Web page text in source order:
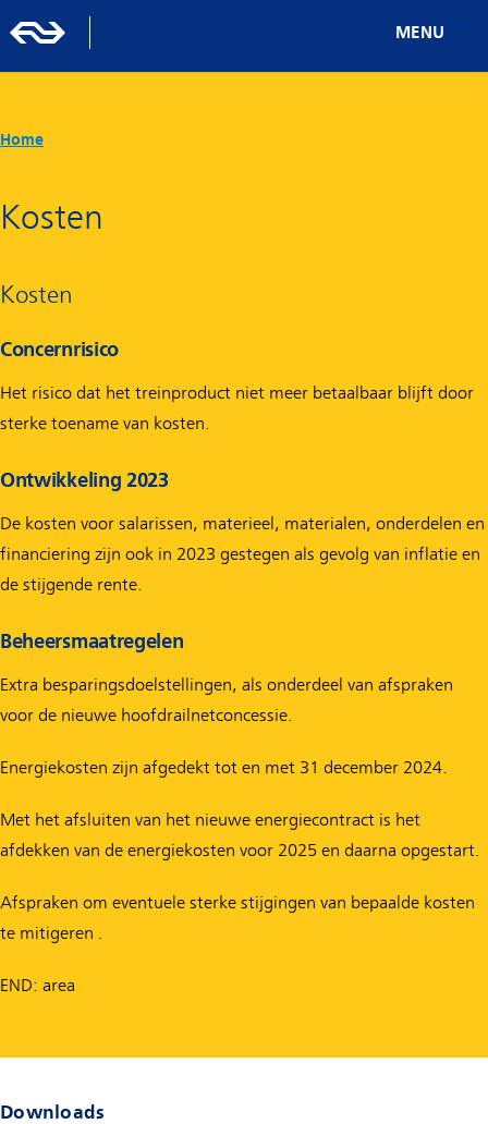
MENU
Home
Kosten
Kosten
Concernrisico
Het risico dat het treinproduct niet meer betaalbaar blijft door
sterke toename van kosten.
Ontwikkeling 2023
De kosten voor salarissen, materieel, materialen, onderdelen en
financiering zijn ook in 2023 gestegen als gevolg van inflatie en
de stijgende rente.
Beheersmaatregelen
Extra besparingsdoelstellingen, als onderdeel van afspraken
voor de nieuwe hoofdrailnetconcessie.
Energiekosten zijn afgedekt tot en met 31 december 2024.
Met het afsluiten van het nieuwe energiecontract is het
afdekken van de energiekosten voor 2025 en daarna opgestart.
Afspraken om eventuele sterke stijgingen van bepaalde kosten
te mitigeren .
END: area
Downloads